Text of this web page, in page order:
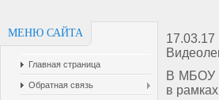
МЕНЮ САЙТА
Главная страница
Обратная связь
В МБОУ
в